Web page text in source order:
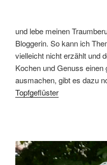
und lebe meinen
Bloggerin. So kann ich
vielleicht nicht erzählt und
Kochen und Genuss
ausmachen, gibt es dazu
Topfgeflüster